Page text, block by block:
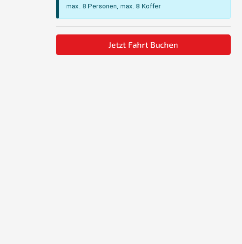
max. 8 Personen, max. 8 Koffer
Jetzt Fahrt Buchen